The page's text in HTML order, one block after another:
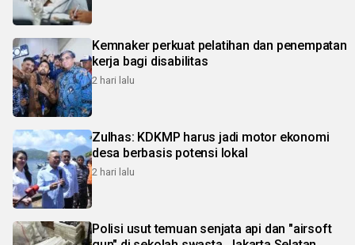
Kemnaker perkuat pelatihan dan penempatan
kerja bagi disabilitas
2 hari lalu
Zulhas: KDKMP harus jadi motor ekonomi
desa berbasis potensi lokal
2 hari lalu
Polisi usut temuan senjata api dan "airsoft